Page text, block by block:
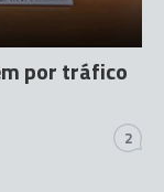
por tráfico
2